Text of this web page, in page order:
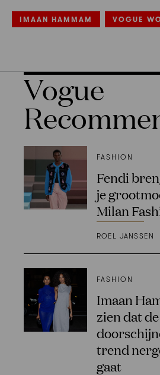
IMAAN HAMMAM VOGUE
Vogue
FASHION
Fendi
je
Milan
ROEL JANSSEN
FASHION
Imaan
zien dat de
trend
gaat